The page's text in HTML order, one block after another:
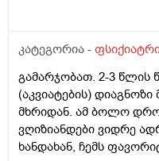
თითქოს ორიენტაციას
არ მინდა. სადმე თუ
და ეხლა სამწუხაროდ
პრინციპში რასაც
ავღნიშნე. გთხოვთ
დავძლიო ეს
მეგობრები
კატეგორია -
გამარჯობათ. 2-3 წლის
(აკვიატების)
მხრიდან. ამ ბოლო
ვღიზიანდები ვიდრე
ხანდახან, ჩემს